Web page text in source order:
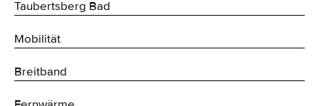
Taubertsberg Bad
Mobilität
Breitband